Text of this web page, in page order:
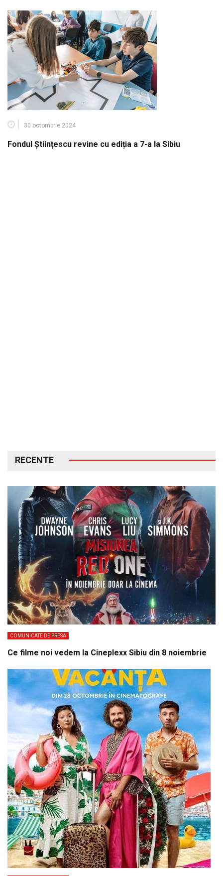
30 octombrie 2024
Fondul Științescu revine cu ediția a 7-a la Sibiu
RECENTE
COMUNICATE DE PRESA
Ce filme noi vedem la Cineplexx Sibiu din 8 noiembrie